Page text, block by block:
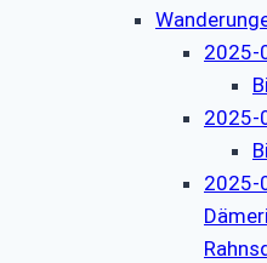
2025-
2025-
2025-